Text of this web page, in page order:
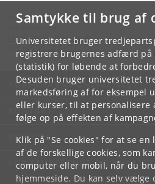
Samtykke til brug af
Universitetet bruger
registrere brugernes adfærd på
(statistik) for løbende at
Desuden bruger universitetet
markedsføring af for eksempel
eller kurser, til at personalisere
følge op på effekten af
Klik på "Se cookies" for at se
af de forskellige cookies, som
computer eller mobil, når du
hjemmeside. Du kan selv vælge
Kontakt:
Administrator
chemadm@chem. ku.dk
KØBENHAVNS UNIVERSITET
KONTAKT
SERVICES
FOR STUDERENDE OG ANSATTE